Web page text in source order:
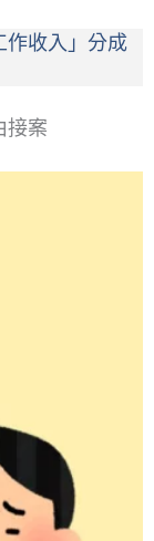
作收入」分成
接案